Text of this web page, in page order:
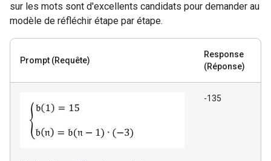
sur les mots sont d'excellents candidats pour demander au
modèle de réfléchir étape par étape.
Prompt (Requête)
Response
(Réponse)
-135